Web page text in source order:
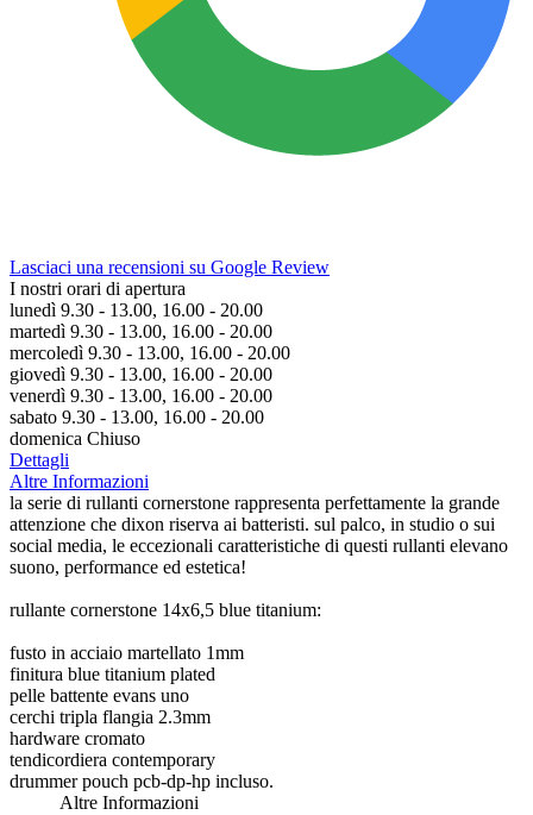
Lasciaci una recensioni su Google Review
I nostri orari di apertura
lunedì 9.30 - 13.00, 16.00 - 20.00
martedì 9.30 - 13.00, 16.00 - 20.00
mercoledì 9.30 - 13.00, 16.00 - 20.00
giovedì 9.30 - 13.00, 16.00 - 20.00
venerdì 9.30 - 13.00, 16.00 - 20.00
sabato 9.30 - 13.00, 16.00 - 20.00
domenica Chiuso
Dettagli
Altre Informazioni
la serie di rullanti cornerstone rappresenta perfettamente la grande
attenzione che dixon riserva ai batteristi. sul palco, in studio o sui
social media, le eccezionali caratteristiche di questi rullanti elevano
suono, performance ed estetica!
rullante cornerstone 14x6,5 blue titanium:
fusto in acciaio martellato 1mm
finitura blue titanium plated
pelle battente evans uno
cerchi tripla flangia 2.3mm
hardware cromato
tendicordiera contemporary
drummer pouch pcb-dp-hp incluso.
Altre Informazioni